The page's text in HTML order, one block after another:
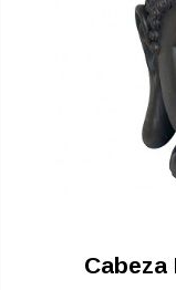
Cabeza